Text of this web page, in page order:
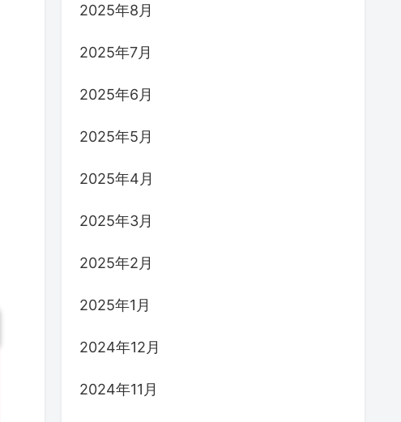
2025年8月
2025年7月
2025年6月
2025年5月
2025年4月
2025年3月
2025年2月
2025年1月
2024年12月
2024年11月